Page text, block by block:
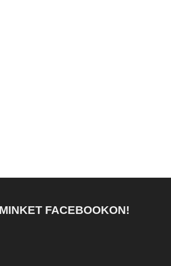
FACEBOOKON!